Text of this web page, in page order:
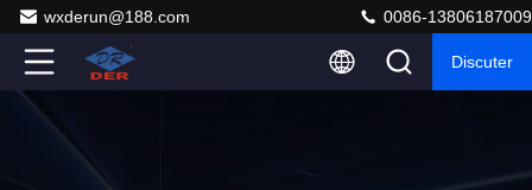
wxderun@188.com 0086-13806187009
Discuter